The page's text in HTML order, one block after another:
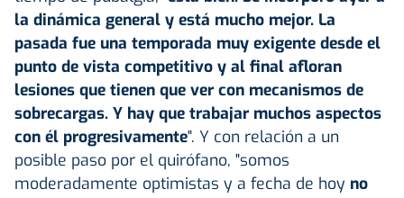
la dinámica general y está mucho mejor. La
pasada fue una temporada muy exigente desde el
punto de vista competitivo y al final afloran
lesiones que tienen que ver con mecanismos de
sobrecargas. Y hay que trabajar muchos aspectos
con él progresivamente". Y con relación a un
posible paso por el quirófano, "somos
moderadamente optimistas y a fecha de hoy no